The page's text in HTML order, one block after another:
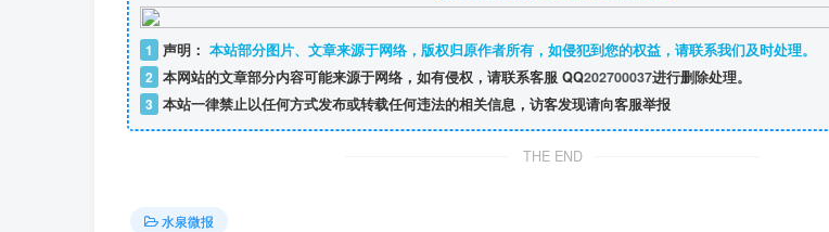
1 声明： 本站部分图片、文章来源于网络，版权归原作者所有，如侵犯到您的权益，请联系我们及时处理。
2 本网站的文章部分内容可能来源于网络，如有侵权，请联系客服 QQ202700037进行删除处理。
3 本站一律禁止以任何方式发布或转载任何违法的相关信息，访客发现请向客服举报
THE END
水泉微报